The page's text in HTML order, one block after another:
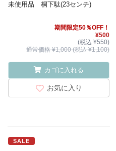
未使用品 桐下駄(23センチ)
期間限定50％OFF！
¥500
(税込 ¥550)
通常価格 ¥1,000 (税込 ¥1,100)
カゴに入れる
お気に入り
SALE